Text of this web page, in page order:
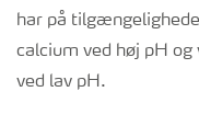
har på
calcium ved høj pH
ved lav pH.